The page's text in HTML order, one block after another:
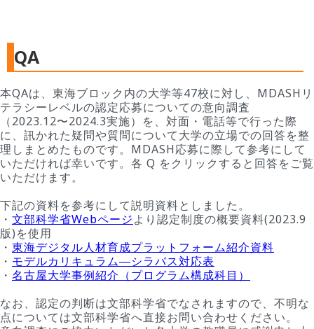
QA
本QAは、東海ブロック内の大学等47校に対し、MDASHリ
テラシーレベルの認定応募についての意向調査
（2023.12〜2024.3実施）を、対面・電話等で行った際
に、訊かれた疑問や質問について大学の立場での回答を整
理しまとめたものです。MDASH応募に際して参考にして
いただければ幸いです。各 Q をクリックすると回答をご覧
いただけます。
下記の資料を参考にして説明資料としました。
・ 文部科学省Webページより認定制度の概要資料(2023.9
版)を使用
・ 東海デジタル人材育成プラットフォーム紹介資料
・ モデルカリキュラム―シラバス対応表
・ 名古屋大学事例紹介（プログラム構成科目）
なお、認定の判断は文部科学省でなされますので、不明な
点については文部科学省へ直接お問い合わせください。